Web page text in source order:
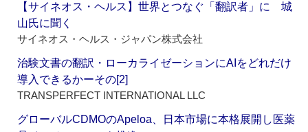
【サイネオス・ヘルス】世界とつなぐ「翻訳者」に 城
山氏に聞く
サイネオス・ヘルス・ジャパン株式会社
治験文書の翻訳・ローカライゼーションにAIをどれだけ
導入できるかーその[2]
TRANSPERFECT INTERNATIONAL LLC
グローバルCDMOのApeloa、日本市場に本格展開し医薬